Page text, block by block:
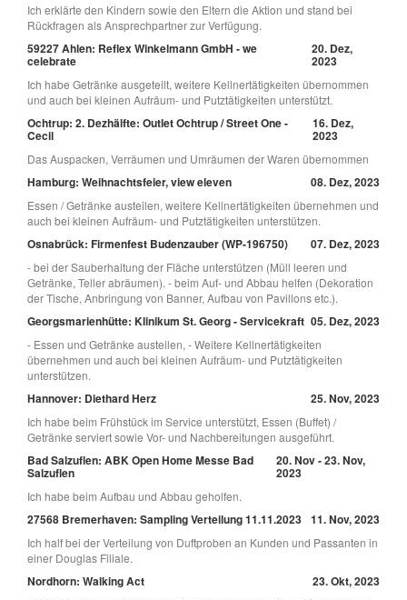
Ich erklärte den Kindern sowie den Eltern die Aktion und stand bei
Rückfragen als Ansprechpartner zur Verfügung.
59227 Ahlen: Reflex Winkelmann GmbH - we
celebrate
20. Dez,
2023
Ich habe Getränke ausgeteilt, weitere Kellnertätigkeiten übernommen
und auch bei kleinen Aufräum- und Putztätigkeiten unterstützt.
Ochtrup: 2. Dezhälfte: Outlet Ochtrup / Street One -
Cecil
16. Dez,
2023
Das Auspacken, Verräumen und Umräumen der Waren übernommen
Hamburg: Weihnachtsfeier, view eleven 08. Dez, 2023
Essen / Getränke austeilen, weitere Kellnertätigkeiten übernehmen und
auch bei kleinen Aufräum- und Putztätigkeiten unterstützen.
Osnabrück: Firmenfest Budenzauber (WP-196750) 07. Dez, 2023
- bei der Sauberhaltung der Fläche unterstützen (Müll leeren und
Getränke, Teller abräumen). - beim Auf- und Abbau helfen (Dekoration
der Tische, Anbringung von Banner, Aufbau von Pavillons etc.).
Georgsmarienhütte: Klinikum St. Georg - Servicekraft 05. Dez, 2023
- Essen und Getränke austeilen, - Weitere Kellnertätigkeiten
übernehmen und auch bei kleinen Aufräum- und Putztätigkeiten
unterstützen.
Hannover: Diethard Herz 25. Nov, 2023
Ich habe beim Frühstück im Service unterstützt, Essen (Buffet) /
Getränke serviert sowie Vor- und Nachbereitungen ausgeführt.
Bad Salzuflen: ABK Open Home Messe Bad
Salzuflen
20. Nov - 23. Nov,
2023
Ich habe beim Aufbau und Abbau geholfen.
27568 Bremerhaven: Sampling Verteilung 11.11.2023 11. Nov, 2023
Ich half bei der Verteilung von Duftproben an Kunden und Passanten in
einer Douglas Filiale.
Nordhorn: Walking Act 23. Okt, 2023